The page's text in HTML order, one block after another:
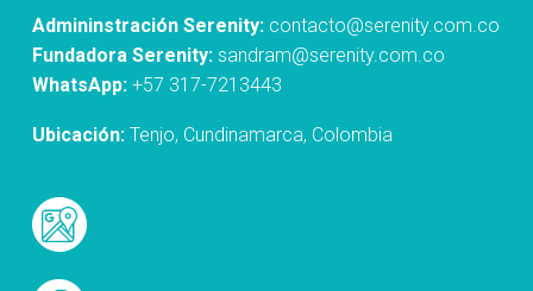
Admininstración Serenity: contacto@serenity.com.co
Fundadora Serenity: sandram@serenity.com.co
WhatsApp: +57 317-7213443
Ubicación: Tenjo, Cundinamarca, Colombia